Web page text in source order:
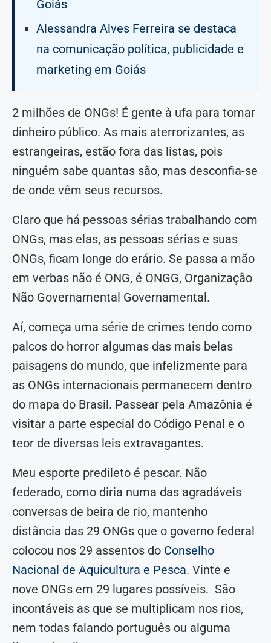
Goiás
Alessandra Alves Ferreira se destaca
na comunicação política, publicidade e
marketing em Goiás
2 milhões de ONGs! É gente à ufa para tomar
dinheiro público. As mais aterrorizantes, as
estrangeiras, estão fora das listas, pois
ninguém sabe quantas são, mas desconfia-se
de onde vêm seus recursos.
Claro que há pessoas sérias trabalhando com
ONGs, mas elas, as pessoas sérias e suas
ONGs, ficam longe do erário. Se passa a mão
em verbas não é ONG, é ONGG, Organização
Não Governamental Governamental.
Aí, começa uma série de crimes tendo como
palcos do horror algumas das mais belas
paisagens do mundo, que infelizmente para
as ONGs internacionais permanecem dentro
do mapa do Brasil. Passear pela Amazônia é
visitar a parte especial do Código Penal e o
teor de diversas leis extravagantes.
Meu esporte predileto é pescar. Não
federado, como diria numa das agradáveis
conversas de beira de rio, mantenho
distância das 29 ONGs que o governo federal
colocou nos 29 assentos do Conselho
Nacional de Aquicultura e Pesca. Vinte e
nove ONGs em 29 lugares possíveis. São
incontáveis as que se multiplicam nos rios,
nem todas falando português ou alguma